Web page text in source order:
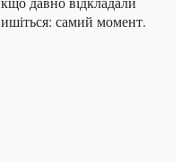
самий момент.